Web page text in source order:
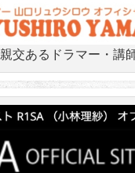
親交あるドラマー・講